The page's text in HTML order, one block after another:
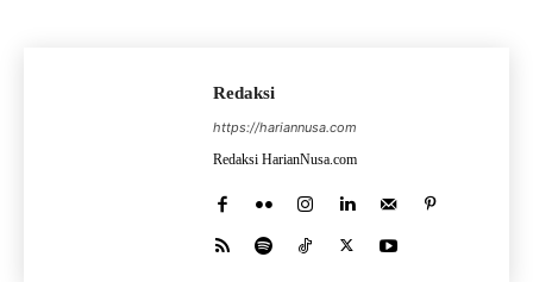
Redaksi
https://hariannusa.com
Redaksi HarianNusa.com